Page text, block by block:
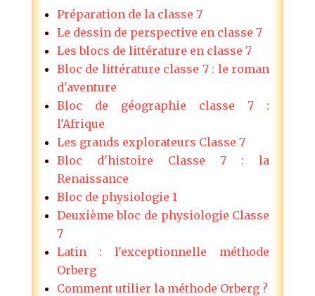
Préparation de la classe 7
Le dessin de perspective en classe 7
Les blocs de littérature en classe 7
Bloc de littérature classe 7 : le roman
d'aventure
Bloc de géographie classe 7 :
l'Afrique
Les grands explorateurs Classe 7
Bloc d'histoire Classe 7 : la
Renaissance
Bloc de physiologie 1
Deuxième bloc de physiologie Classe
7
Latin : l'exceptionnelle méthode
Orberg
Comment utilier la méthode Orberg ?